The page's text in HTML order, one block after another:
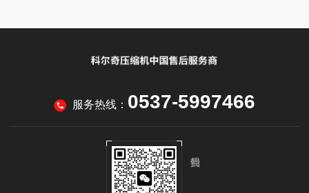
服务热线： 0537-5997466